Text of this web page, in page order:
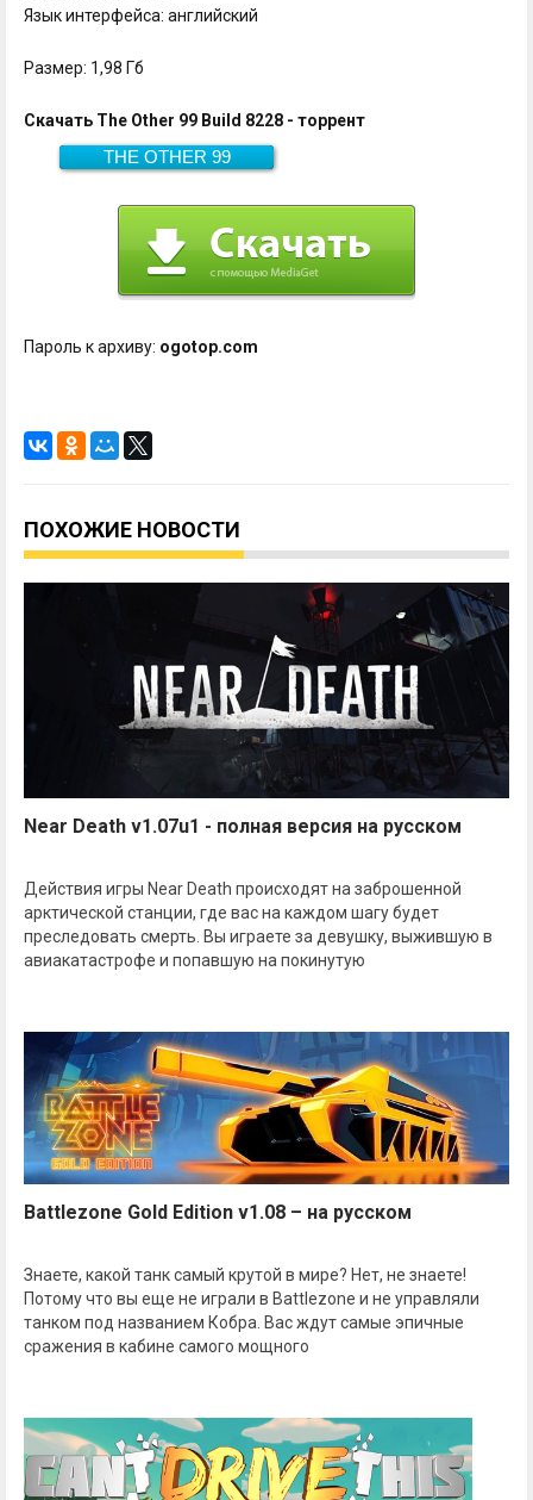
Язык интерфейса: английский
Размер: 1,98 Гб
Скачать The Other 99 Build 8228 - торрент
THE OTHER 99
1,98 Гб
Скачать
Пароль к архиву: ogotop.com
ПОХОЖИЕ НОВОСТИ
Near Death v1.07u1 - полная версия на русском
Действия игры Near Death происходят на заброшенной
арктической станции, где вас на каждом шагу будет
преследовать смерть. Вы играете за девушку, выжившую в
авиакатастрофе и попавшую на покинутую
Battlezone Gold Edition v1.08 – на русском
Знаете, какой танк самый крутой в мире? Нет, не знаете!
Потому что вы еще не играли в Battlezone и не управляли
танком под названием Кобра. Вас ждут самые эпичные
сражения в кабине самого мощного